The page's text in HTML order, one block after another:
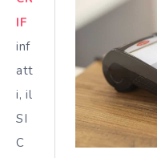
IF
inf
att
i, il
SI
C